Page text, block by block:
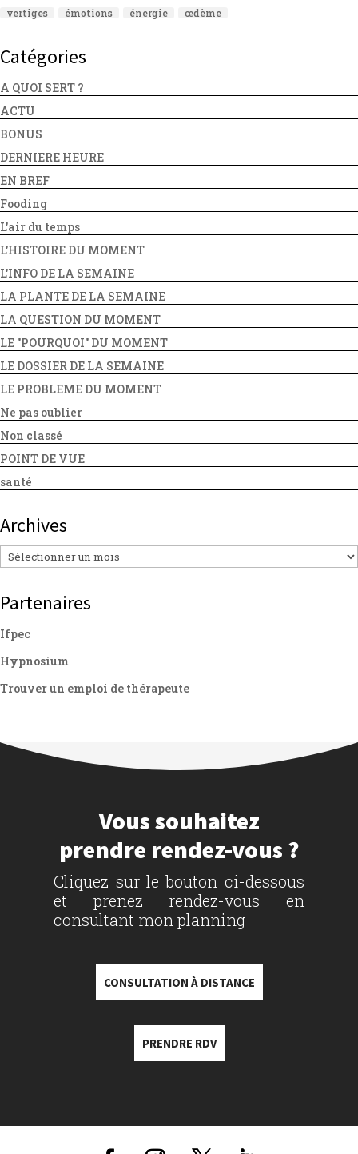
vertiges
émotions énergie œdème
Catégories
A QUOI SERT ?
ACTU
BONUS
DERNIERE HEURE
EN BREF
Fooding
L'air du temps
L'HISTOIRE DU MOMENT
L'INFO DE LA SEMAINE
LA PLANTE DE LA SEMAINE
LA QUESTION DU MOMENT
LE "POURQUOI" DU MOMENT
LE DOSSIER DE LA SEMAINE
LE PROBLEME DU MOMENT
Ne pas oublier
Non classé
POINT DE VUE
santé
Archives
Archives
Partenaires
Ifpec
Hypnosium
Trouver un emploi de thérapeute
Vous souhaitez
prendre rendez-vous ?
Cliquez sur le bouton ci-dessous
et prenez rendez-vous en
consultant mon planning
CONSULTATION À DISTANCE
PRENDRE RDV